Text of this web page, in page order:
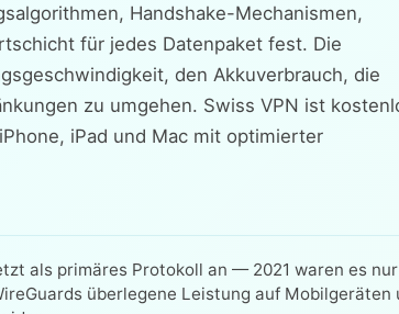
Handshake-Mechanismen,
für jedes Datenpaket fest. Die
den Akkuverbrauch, die
zu umgehen. Swiss VPN ist
iPad und Mac mit optimierter
als primäres Protokoll an — 2021 waren es nur
überlegene Leistung auf Mobilgeräten